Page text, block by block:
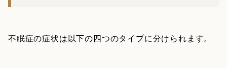
不眠症の症状は以下の四つのタイプに分けられます。